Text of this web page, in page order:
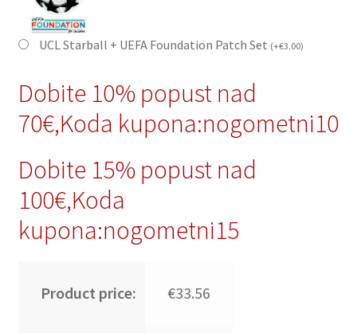
UCL Starball + UEFA Foundation Patch Set (+€3.00)
Dobite 10% popust nad
70€,Koda kupona:nogometni10
Dobite 15% popust nad
100€,Koda
kupona:nogometni15
Product price: €33.56